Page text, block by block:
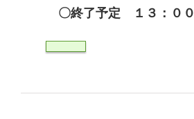
〇終了予定 １３：００